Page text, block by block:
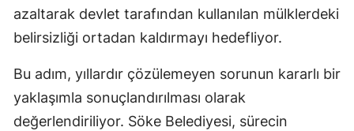
azaltarak devlet tarafından kullanılan mülklerdeki
belirsizliği ortadan kaldırmayı hedefliyor.
Bu adım, yıllardır çözülemeyen sorunun kararlı bir
yaklaşımla sonuçlandırılması olarak
değerlendiriliyor. Söke Belediyesi, sürecin